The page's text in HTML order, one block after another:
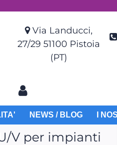
Via Landucci,
27/29 51100 Pistoia
(PT)
NEWS / BLOG I
V per impianti